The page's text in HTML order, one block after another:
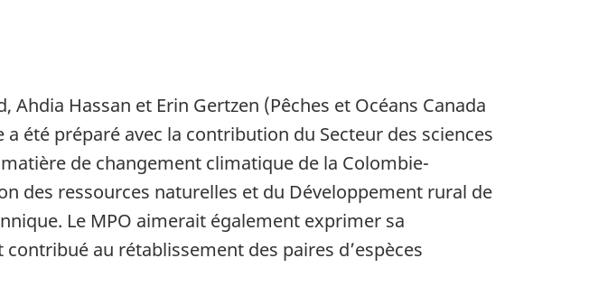
Hassan et Erin Gertzen (Pêches et Océans Canada
été préparé avec la contribution du Secteur des sciences
de changement climatique de la Colombie-
des ressources naturelles et du Développement rural de
Le MPO aimerait également exprimer sa
au rétablissement des paires d’espèces